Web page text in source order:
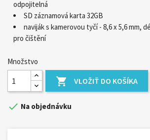
odpojitelná
SD záznamová karta 32GB
naviják s kamerovou tyčí - 8,6 x 5,6 mm,
pro čištění
Množstvo
 VLOŽIŤ DO KOŠÍKA
 Na objednávku